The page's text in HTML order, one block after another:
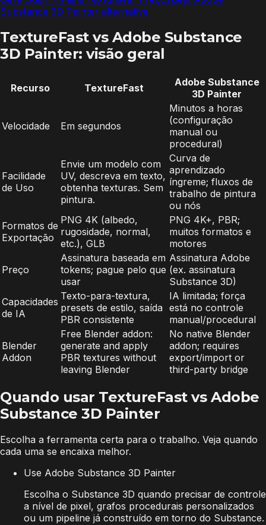
Substance 3D Painter alternative
TextureFast vs Adobe Substance
3D Painter: visão geral
Recurso TextureFast
Adobe Substance
3D Painter
Velocidade Em segundos
Minutos a horas
(configuração
manual ou
procedural)
Facilidade
de Uso
Envie um modelo com
UV, descreva em texto,
obtenha texturas. Sem
pintura.
Curva de
aprendizado
íngreme; fluxos de
trabalho de pintura
ou nós
Formatos de
Exportação
PNG 4K (albedo,
rugosidade, normal,
etc.), GLB
PNG 4K+, PBR;
muitos formatos e
motores
Preço
Assinatura baseada em
tokens; pague pelo que
usar
Assinatura Adobe
(ex. assinatura
Substance 3D)
Capacidades
de IA
Texto-para-textura,
presets de estilo, saída
PBR consistente
IA limitada; força
está no controle
manual/procedural
Blender
Addon
Free Blender addon:
generate and apply
PBR textures without
leaving Blender
No native Blender
addon; requires
export/import or
third-party bridge
Quando usar TextureFast vs Adobe
Substance 3D Painter
Escolha a ferramenta certa para o trabalho. Veja quando
cada uma se encaixa melhor.
Use Adobe Substance 3D Painter
Escolha o Substance 3D quando precisar de controle
a nível de pixel, grafos procedurais personalizados
ou um pipeline já construído em torno do Substance.